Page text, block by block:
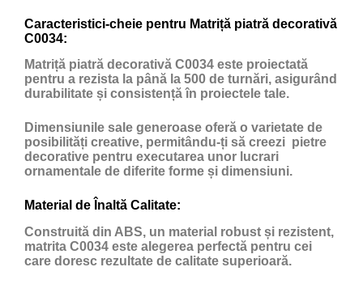
Caracteristici-cheie pentru Matriță piatră decorativă
C0034:
Matriță piatră decorativă C0034 este proiectată
pentru a rezista la până la 500 de turnări, asigurând
durabilitate și consistență în proiectele tale.
Dimensiunile sale generoase oferă o varietate de
posibilități creative, permitându-ți să creezi pietre
decorative pentru executarea unor lucrari
ornamentale de diferite forme și dimensiuni.
Material de Înaltă Calitate:
Construită din ABS, un material robust și rezistent,
matrita C0034 este alegerea perfectă pentru cei
care doresc rezultate de calitate superioară.